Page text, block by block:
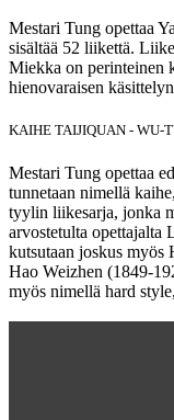
Mestari Tung opettaa
sisältää 52 liikettä.
Miekka on perinteinen
hienovaraisen
KAIHE TAIJIQUAN - WU-
Mestari Tung opettaa
tunnetaan nimellä
tyylin liikesarja, jonka
arvostetulta
kutsutaan joskus
Hao Weizhen (1849-
myös nimellä hard